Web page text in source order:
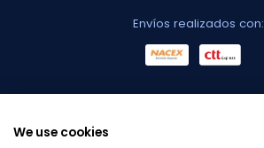
Envíos realizados con:
We use cookies